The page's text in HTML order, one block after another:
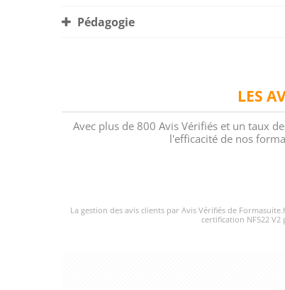
Pédagogie
LES
Avec plus de 800 Avis Vérifiés et un taux
l'efficacité de nos
La gestion des avis clients par Avis Vérifiés de
certification NF522 V2